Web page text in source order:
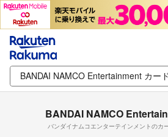
BANDAI NAMCO
バンダイナムコエンターテインメントのカ